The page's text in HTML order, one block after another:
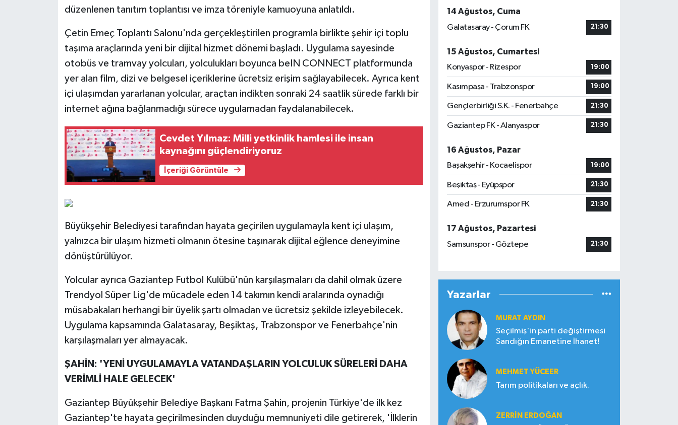
düzenlenen tanıtım toplantısı ve imza töreniyle kamuoyuna anlatıldı.
Çetin Emeç Toplantı Salonu'nda gerçekleştirilen programla birlikte şehir içi toplu
taşıma araçlarında yeni bir dijital hizmet dönemi başladı. Uygulama sayesinde
otobüs ve tramvay yolcuları, yolculukları boyunca beIN CONNECT platformunda
yer alan film, dizi ve belgesel içeriklerine ücretsiz erişim sağlayabilecek. Ayrıca kent
içi ulaşımdan yararlanan yolcular, araçtan indikten sonraki 24 saatlik sürede farklı bir
internet ağına bağlanmadığı sürece uygulamadan faydalanabilecek.
Cevdet Yılmaz: Milli yetkinlik hamlesi ile insan
kaynağını güçlendiriyoruz
İçeriği Görüntüle
Büyükşehir Belediyesi tarafından hayata geçirilen uygulamayla kent içi ulaşım,
yalnızca bir ulaşım hizmeti olmanın ötesine taşınarak dijital eğlence deneyimine
dönüştürülüyor.
Yolcular ayrıca Gaziantep Futbol Kulübü'nün karşılaşmaları da dahil olmak üzere
Trendyol Süper Lig'de mücadele eden 14 takımın kendi aralarında oynadığı
müsabakaları herhangi bir üyelik şartı olmadan ve ücretsiz şekilde izleyebilecek.
Uygulama kapsamında Galatasaray, Beşiktaş, Trabzonspor ve Fenerbahçe'nin
karşılaşmaları yer almayacak.
ŞAHİN: 'YENİ UYGULAMAYLA VATANDAŞLARIN YOLCULUK SÜRELERİ DAHA
VERİMLİ HALE GELECEK'
Gaziantep Büyükşehir Belediye Başkanı Fatma Şahin, projenin Türkiye'de ilk kez
Gaziantep'te hayata geçirilmesinden duyduğu memnuniyeti dile getirerek, 'İlklerin
14 Ağustos, Cuma
Galatasaray - Çorum FK
21:30
15 Ağustos, Cumartesi
Konyaspor - Rizespor
19:00
Kasımpaşa - Trabzonspor 19:00
Gençlerbirliği S.K. - Fenerbahçe 21:30
Gaziantep FK - Alanyaspor 21:30
16 Ağustos, Pazar
Başakşehir - Kocaelispor
19:00
Beşiktaş - Eyüpspor 21:30
Amed - Erzurumspor FK 21:30
17 Ağustos, Pazartesi
Samsunspor - Göztepe
21:30
Yazarlar
MURAT AYDIN
Seçilmiş'in parti değiştirmesi
Sandığın Emanetine İhanet!
MEHMET YÜCEER
Tarım politikaları ve açlık.
ZERRIN ERDOĞAN